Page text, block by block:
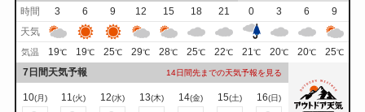
時間
3 6 9 12 15 18 21 0 3 6
9
天気
気温 19℃ 19℃ 25℃ 29℃ 28℃ 25℃ 22℃ 21℃ 20℃ 20℃ 25℃
7日間天気予報 14日間先までの天気予報を見る
10(月) 11(火) 12(水) 13(木) 14(金) 15(土) 16(日)